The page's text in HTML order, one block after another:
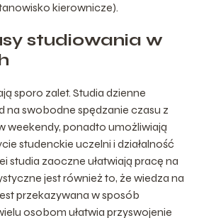
kierownicze).
studiowania w
sporo zalet. Studia dzienne
na swobodne spędzanie czasu z
weekendy, ponadto umożliwiają
studenckie uczelni i działalność
studia zaoczne ułatwiają pracę na
jest również to, że wiedza na
przekazywana w sposób
osobom ułatwia przyswojenie